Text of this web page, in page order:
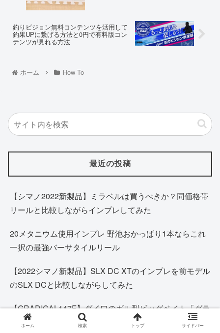
釣りビジョン無料コンテンツを活用して
釣果UPに繋げる方法と0円で有料版コン
テンツが見れる方法
ホーム How To
最近の投稿
【シマノ2022新製品】ミラベルは買うべきか？同価格帯
リールと比較しながらインプレしてみた
20メタニウム使用インプレ 野池おかっぱり1本ならこれ
一択の最強バーサタイルリール
【2022シマノ新製品】SLX DC XTのインプレを前モデル
のSLX DCと比較しながらしてみた
【GRADICAL147F】ダイワのギル型ビッグベイト「グラ
ディカル」購入レビュー・インプレ
ホーム 検索 トップ サイドバー